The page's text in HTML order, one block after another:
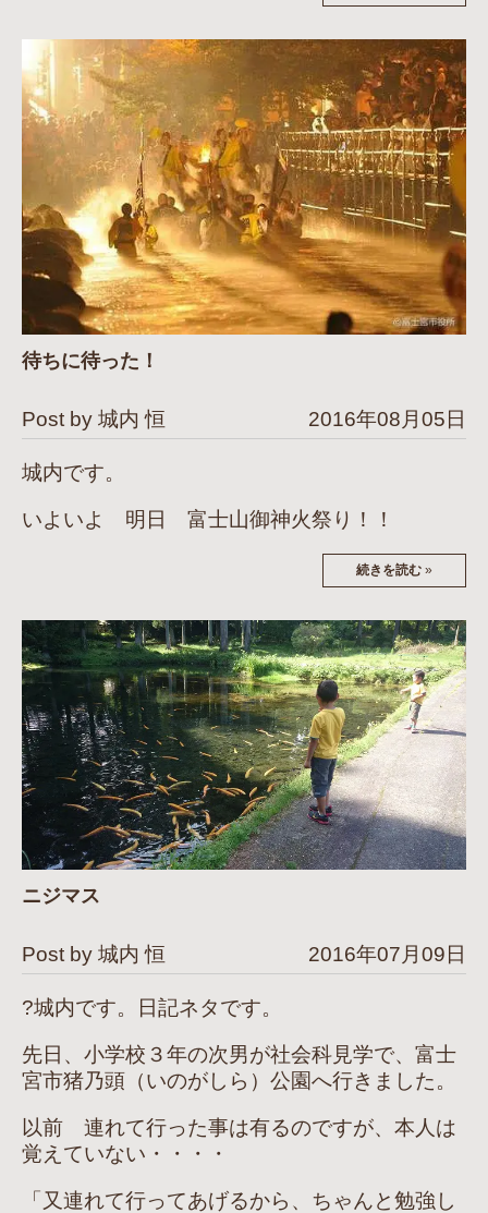
待ちに待った！
Post by 城内 恒 2016年08月05日
城内です。
いよいよ 明日 富士山御神火祭り！！
続きを読む »
ニジマス
Post by 城内 恒 2016年07月09日
?城内です。日記ネタです。
先日、小学校３年の次男が社会科見学で、富士
宮市猪乃頭（いのがしら）公園へ行きました。
以前 連れて行った事は有るのですが、本人は
覚えていない・・・・
「又連れて行ってあげるから、ちゃんと勉強し